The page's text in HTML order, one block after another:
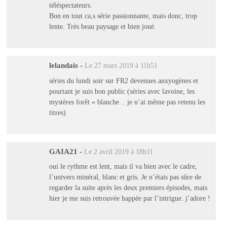
téléspectateurs.
Bon en tout ca,s série passionnante, mais donc, trop
lente. Très beau paysage et bien joué.
lelandais - Le 27 mars 2019 à 11h51
séries du lundi soir sur FR2 devenues anxyogènes et
pourtant je suis bon public (séries avec lavoine, les
mystères forêt « blanche .. je n’ai même pas retenu les
titres)
GAIA21 - Le 2 avril 2019 à 18h11
oui le rythme est lent, mais il va bien avec le cadre,
l’univers minéral, blanc et gris. Je n’étais pas sûre de
regarder la suite après les deux premiers épisodes, mais
hier je me suis retrouvée happée par l’intrigue. j’adore !